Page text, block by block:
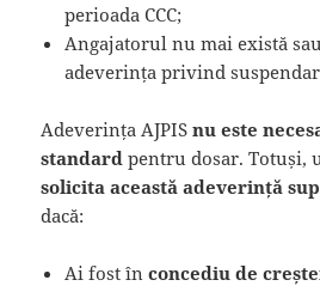
perioada CCC;
Angajatorul nu mai există
adeverința privind
Adeverința AJPISnu este
standard pentru dosar. Totuși,
solicita această adeverință
dacă:
Ai fost înconcediu de